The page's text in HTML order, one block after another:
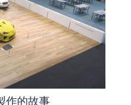
作的故事
方法！
點
英雄——信長、秀吉
造的傳統技術、藝
片之旅